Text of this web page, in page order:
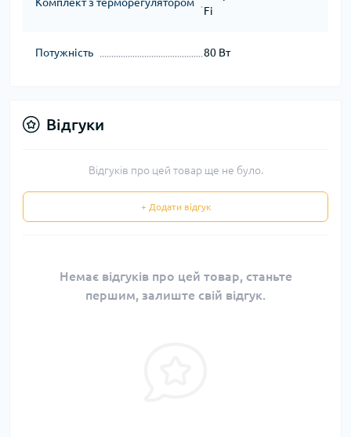
Fi
Потужність 80 Вт
Відгуки
Відгуків про цей товар ще не було.
+ Додати відгук
Немає відгуків про цей товар, станьте
першим, залиште свій відгук.